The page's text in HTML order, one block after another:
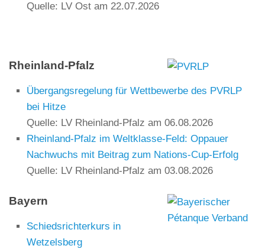
Quelle: LV Ost am 22.07.2026
Rheinland-Pfalz
Übergangsregelung für Wettbewerbe des PVRLP
bei Hitze
Quelle: LV Rheinland-Pfalz am 06.08.2026
Rheinland‑Pfalz im Weltklasse‑Feld: Oppauer
Nachwuchs mit Beitrag zum Nations‑Cup‑Erfolg
Quelle: LV Rheinland-Pfalz am 03.08.2026
Bayern
Schiedsrichterkurs in
Wetzelsberg